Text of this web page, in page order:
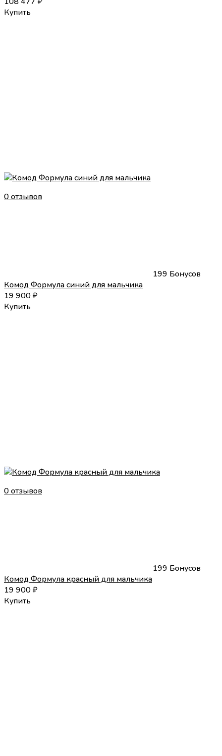
Купить
0 отзывов
199 Бонусов
Комод Формула синий для мальчика
19 900₽
Купить
0 отзывов
199 Бонусов
Комод Формула красный для мальчика
19 900₽
Купить